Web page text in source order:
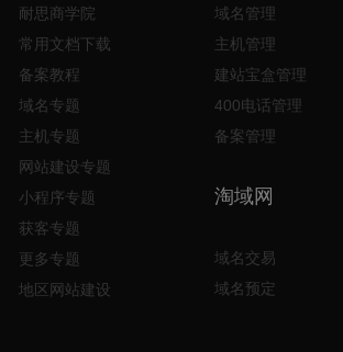
耐思商学院
常用文档下载
备案教程
域名专题
主机专题
网站建设专题
小程序专题
获客专题
更多专题
地区网站建设
域名管理
主机管理
建站宝盒管理
400电话管理
备案管理
淘域网
域名交易
域名预定